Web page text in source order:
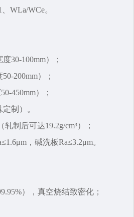
WLa/WCe‌。
30-100mm）；
200mm）；
450mm）；
制）。
轧制后可达19.2g/cm³）；
，碱洗板Ra≤3.2μm。
），真空烧结致密化；